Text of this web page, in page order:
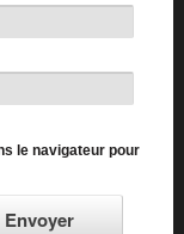
le navigateur pour